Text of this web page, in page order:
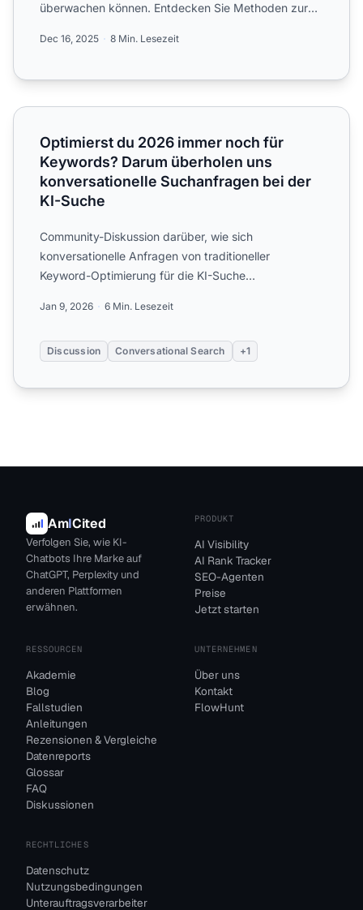
überwachen können. Entdecken Sie Methoden zur
Dec 16, 2025 8 Min. Lesezeit
Optimierst du 2026 immer noch für Keywords? Darum
Optimierst du 2026 immer noch für
Keywords? Darum überholen uns
konversationelle Suchanfragen bei der
KI-Suche
Community-Diskussion darüber, wie sich
konversationelle Anfragen von traditioneller
Keyword-Optimierung für die KI-Suche
Jan 9, 2026 6 Min. Lesezeit
Discussion Conversational Search +1
AmICited
Verfolgen Sie, wie KI-
Chatbots Ihre Marke auf
ChatGPT, Perplexity und
anderen Plattformen
erwähnen.
PRODUKT
AI Visibility
AI Rank Tracker
SEO-Agenten
Preise
Jetzt starten
RESSOURCEN
Akademie
Blog
Fallstudien
Anleitungen
Rezensionen & Vergleiche
Datenreports
Glossar
FAQ
Diskussionen
UNTERNEHMEN
Über uns
Kontakt
FlowHunt
RECHTLICHES
Datenschutz
Nutzungsbedingungen
Unterauftragsverarbeiter